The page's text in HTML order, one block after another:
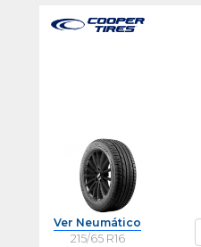
Ver Neumático
215/65 R16